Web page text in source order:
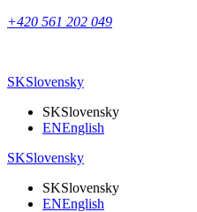
+420 561 202 049
SKSlovensky
SKSlovensky
ENEnglish
SKSlovensky
SKSlovensky
ENEnglish